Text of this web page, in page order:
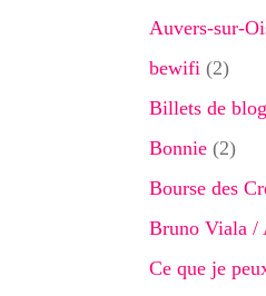
Auvers-sur-
bewifi(2)
Billets de blog
Bonnie(2)
Bourse des
Bruno Viala /
Ce que je